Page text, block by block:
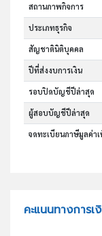
สถานภาพกิจการ
ประเภทธุรกิจ
สัญชาตินิติบุคคล
ปีที่ส่งงบการเงิน
รอบปิดบัญชีปีล่าสุด
ผู้สอบบัญชีปีล่าสุด
จดทะเบียนภาษีมูลค่า
คะแนนทางการเ